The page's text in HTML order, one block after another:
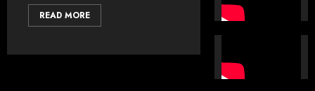
READ MORE